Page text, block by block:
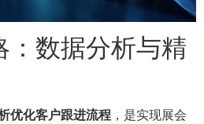
：数据分析与精
优化客户跟进流程 ，是实现展会